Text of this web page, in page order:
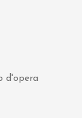
d'opera